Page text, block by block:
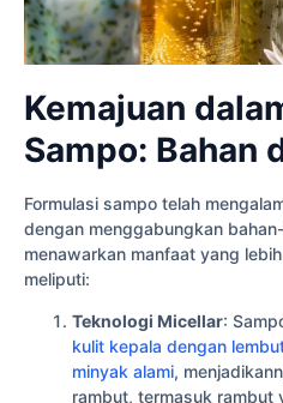
Kemajuan
Sampo: Bahan
Formulasi sampo telah
dengan menggabungkan
menawarkan manfaat yang
meliputi:
Teknologi Micellar:
kulit kepala dengan
minyak alami,
rambut, termasuk rambut